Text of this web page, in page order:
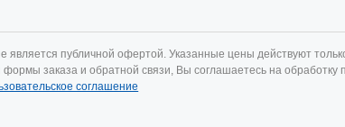
публичной офертой. Указанные цены действуют
формы заказа и обратной связи, Вы соглашаетесь на
соглашение